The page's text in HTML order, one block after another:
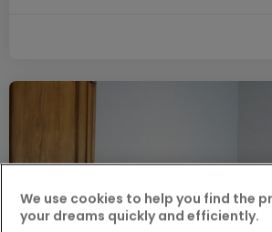
We use cookies to help you find the
your dreams quickly and efficiently.